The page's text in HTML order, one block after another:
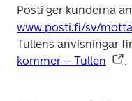
www.posti.fi/sv/
Tullens anvisningar
kommer – Tullen
.